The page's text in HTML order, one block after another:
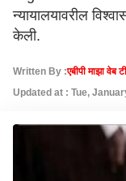
न्यायालयावरील
केली.
Written By :एबीपी माझा वेब
Updated at : Tue,